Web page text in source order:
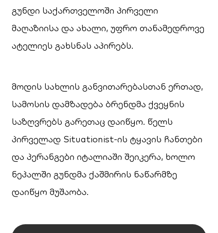
გუნდი საქართველოში პირველი
მაღაზიისა და ახალი, უფრო თანამედროვე
ატელიეს გახსნას აპირებს.
მოდის სახლის განვითარებასთან ერთად,
სამოსის დამზადება ბრენდმა ქვეყნის
საზღვრებს გარეთაც დაიწყო. წელს
პირველად Situationist-ის ტყავის ჩანთები
და პერანგები იტალიაში შეიკერა, ხოლო
ნეპალში გუნდმა ქაშმირის ნაწარმზე
დაიწყო მუშაობა.